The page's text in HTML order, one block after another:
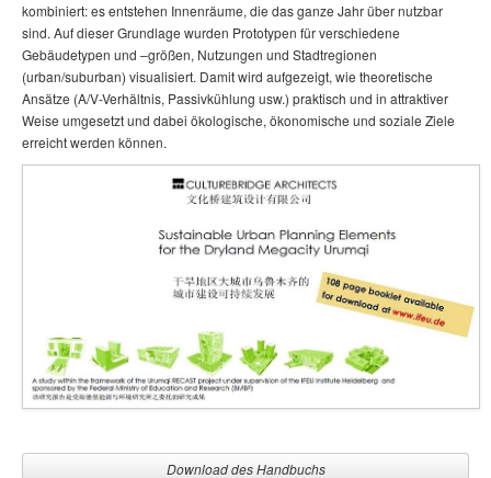
kombiniert: es entstehen Innenräume, die das ganze Jahr über nutzbar
sind. Auf dieser Grundlage wurden Prototypen für verschiedene
Gebäudetypen und –größen, Nutzungen und Stadtregionen
(urban/suburban) visualisiert. Damit wird aufgezeigt, wie theoretische
Ansätze (A/V-Verhältnis, Passivkühlung usw.) praktisch und in attraktiver
Weise umgesetzt und dabei ökologische, ökonomische und soziale Ziele
erreicht werden können.
Download des Handbuchs